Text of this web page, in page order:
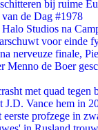
bij ruime
de Dag #1978
Studios na
voor einde
nerveuze finale,
Menno de Boer
met quad tegen
J.D. Vance hem in
eerste profzege in